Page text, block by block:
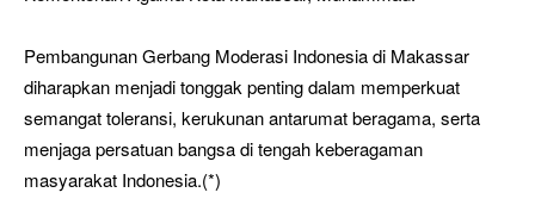
Pembangunan Gerbang Moderasi Indonesia di Makassar
diharapkan menjadi tonggak penting dalam memperkuat
semangat toleransi, kerukunan antarumat beragama, serta
menjaga persatuan bangsa di tengah keberagaman
masyarakat Indonesia.(*)